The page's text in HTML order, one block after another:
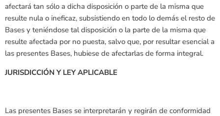
afectará tan sólo a dicha disposición o parte de la misma que
resulte nula o ineficaz, subsistiendo en todo lo demás el resto de
Bases y teniéndose tal disposición o la parte de la misma que
resulte afectada por no puesta, salvo que, por resultar esencial a
las presentes Bases, hubiese de afectarlas de forma integral.
JURISDICCIÓN Y LEY APLICABLE
Las presentes Bases se interpretarán y regirán de conformidad